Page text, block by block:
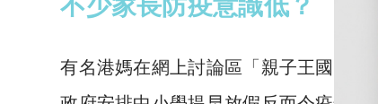
不少家長防疫意識低？
有名港媽在網上討論區「親子王國」發